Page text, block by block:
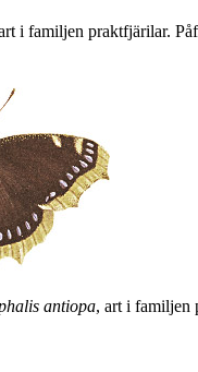
i familjen praktfjärilar.
antiopa, art i familjen